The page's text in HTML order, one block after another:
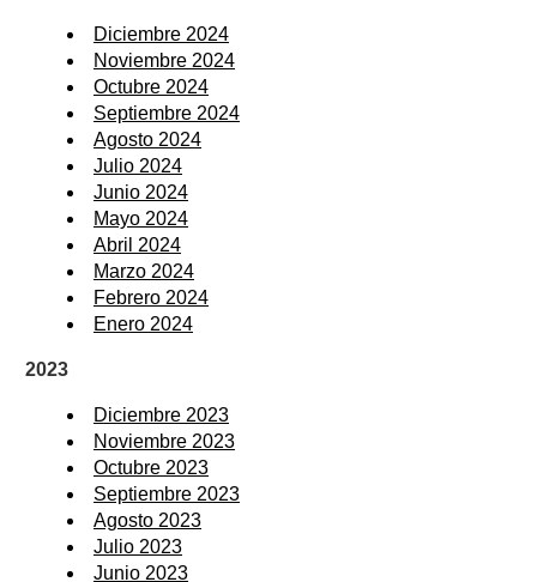
Diciembre 2024
Noviembre 2024
Octubre 2024
Septiembre 2024
Agosto 2024
Julio 2024
Junio 2024
Mayo 2024
Abril 2024
Marzo 2024
Febrero 2024
Enero 2024
2023
Diciembre 2023
Noviembre 2023
Octubre 2023
Septiembre 2023
Agosto 2023
Julio 2023
Junio 2023